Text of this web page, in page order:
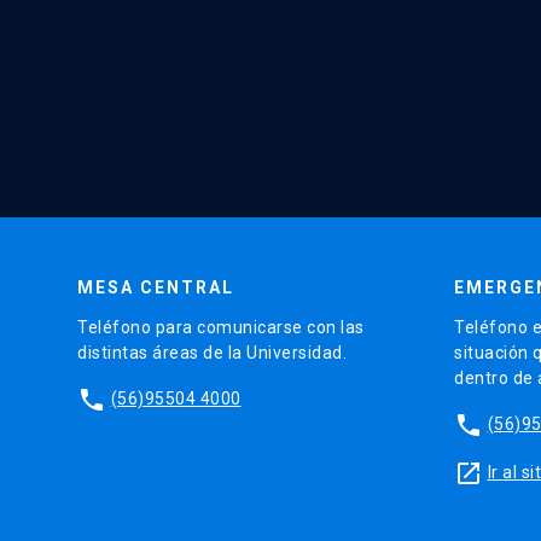
MESA CENTRAL
Teléfono para comunicarse con las
distintas áreas de la Universidad.
phone (56)95504 4000
Teléfono
situación
dentro de
phone
launch Ir al